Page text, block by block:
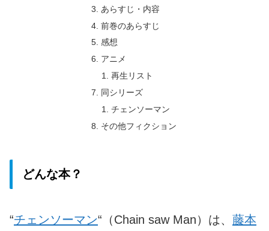
あらすじ・内容
前巻のあらすじ
感想
アニメ
再生リスト
同シリーズ
チェンソーマン
その他フィクション
どんな本？
“チェンソーマン“（Chain saw Man）は、 藤本